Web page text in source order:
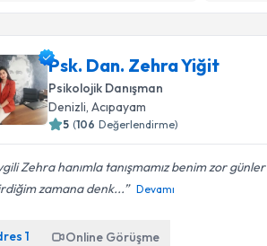
Psk. Dan. Zehra Yiğit
Psikolojik Danışman
Denizli, Acıpayam
5 (106 Değerlendirme)
Zehra hanımla tanışmamız benim zor günler
zamana denk...
Devamı
1 Online Görüşme